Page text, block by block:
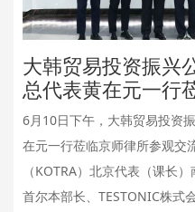
大韩贸易投资振兴
总代表黄在元一行
6月10日下午，大韩贸易投资
在元一行莅临京师律所参观交
（KOTRA）北京代表（课长
首尔本部长、TESTONIC株式